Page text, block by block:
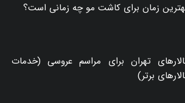
زمان برای کاشت مو چه زمانی است؟
تهران برای مراسم عروسی (خدمات
برتر)